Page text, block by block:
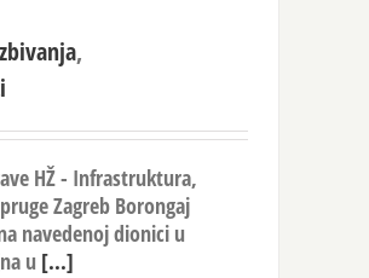
,
HŽ - Infrastruktura,
Zagreb Borongaj
navedenoj dionici u
u [...]